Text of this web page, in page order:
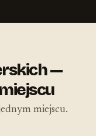
—
miejscu.